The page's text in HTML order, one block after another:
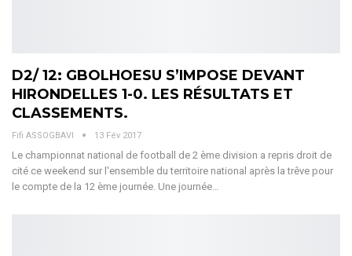
D2/ 12: GBOLHOESU S’IMPOSE DEVANT
HIRONDELLES 1-0. LES RÉSULTATS ET
CLASSEMENTS.
Fifi ASSOGBAVI 13 Fév 2017
Le championnat national de football de 2 ème division a repris droit de
cité ce weekend sur l'ensemble du territoire national après la trêve pour
le compte de la 12 ème journée. Une journée…